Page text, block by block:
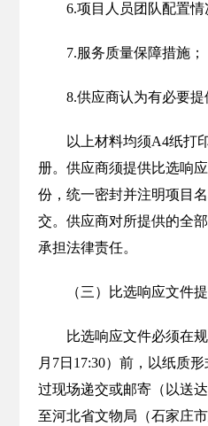
6.项目人员团队配置情
7.服务质量保障措施；
8.供应商认为有必要提
以上材料均须A4纸打印
册。供应商须提供比选响
份，统一密封并注明项目
交。供应商对所提供的全
承担法律责任。
（三）比选响应文件提
比选响应文件必须在规
月7日17:30）前，以纸质
过现场递交或邮寄（以送
至河北省文物局（石家庄